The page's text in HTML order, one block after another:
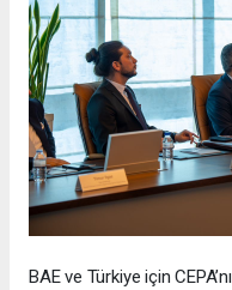
BAE ve Türkiye için